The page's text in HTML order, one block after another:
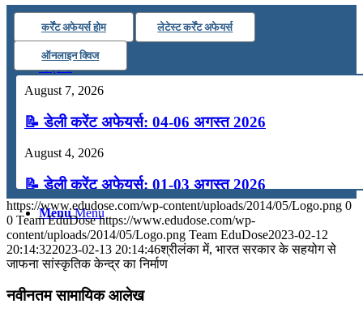
कंप्यूटर
अंग्रेजी
मॉक टेस्ट
टुडेज जीके
Menu Menu
कर्रेंट अफेयर्स होम लेटेस्ट कर्रेंट अफेयर्स
ऑनलाइन क्विज
August 7, 2026
📝 डेली करेंट अफेयर्स: 04-06 अगस्त 2026
August 4, 2026
📝 डेली करेंट अफेयर्स: 01-03 अगस्त 2026
July 31, 2026
📝 डेली करेंट अफेयर्स: 28-31 जुलाई 2026
https://www.edudose.com/wp-content/uploads/2014/05/Logo.png 0
0 Team EduDose https://www.edudose.com/wp-
content/uploads/2014/05/Logo.png Team EduDose2023-02-12
20:14:322023-02-13 20:14:46श्रीलंका में, भारत सरकार के सहयोग से
जाफना सांस्‍कृतिक केन्‍द्र का निर्माण
नवीनतम सामायिक आलेख